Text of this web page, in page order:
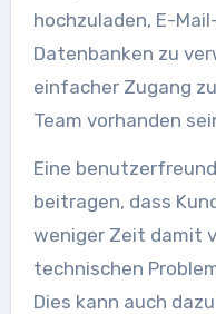
hochzuladen, E-
Datenbanken zu
einfacher Zugang
Team vorhanden
Eine
beitragen, dass
weniger Zeit damit
technischen
Dies kann auch